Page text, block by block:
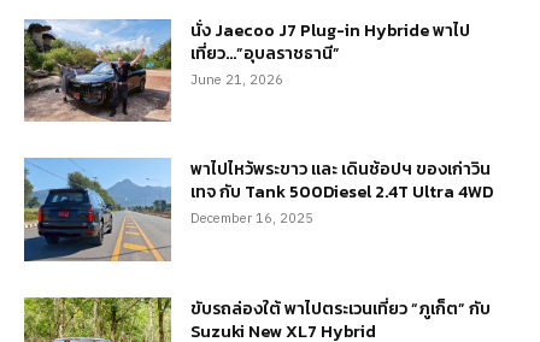
นั่ง Jaecoo J7 Plug-in Hybride พาไป
เที่ยว…”อุบลราชธานี”
June 21, 2026
พาไปไหว้พระขาว และ เดินช้อปฯ ของเก่าวิน
เทจ กับ Tank 500Diesel 2.4T Ultra 4WD
December 16, 2025
ขับรถล่องใต้ พาไปตระเวนเที่ยว “ภูเก็ต” กับ
Suzuki New XL7 Hybrid